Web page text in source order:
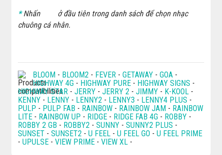
* Nhấn
ở đầu tiên trong danh sách để chọn nhạc
chuông cá nhân.
BLOOM- BLOOM2- FEVER - GETAWAY- GOA-
HIGHWAY 4G- HIGHWAY PURE - HIGHWAY SIGNS -
HIGHWAY STAR - JERRY- JERRY 2- JIMMY- K-KOOL-
KENNY- LENNY- LENNY2- LENNY3 - LENNY4 PLUS -
PULP - PULP FAB - RAINBOW- RAINBOW JAM - RAINBOW
LITE - RAINBOW UP - RIDGE - RIDGE FAB 4G - ROBBY-
ROBBY 2 GB - ROBBY2- SUNNY- SUNNY2 PLUS -
SUNSET- SUNSET2- U FEEL- U FEEL GO- U FEEL PRIME
- UPULSE - VIEW PRIME- VIEW XL-